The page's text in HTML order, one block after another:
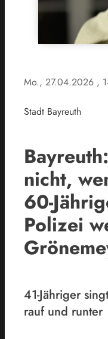
Mo., 27.04.2026 ,
Stadt Bayreuth
nicht,
60-
Polizei
41-Jähriger
rauf und runter